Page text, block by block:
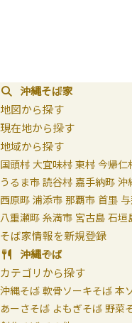
沖縄そば家
地図から探す
現在地から探す
地域から探す
国頭村 大宜味村 東村 今帰仁
うるま市 読谷村 嘉手納町 沖
西原町 浦添市 那覇市 首里
八重瀬町 糸満市 宮古島 石垣
そば家情報を新規登録
沖縄そば
カテゴリから探す
沖縄そば 軟骨ソーキそば 本
あーさそば よもぎそば 野菜